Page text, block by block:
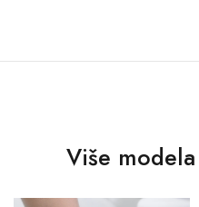
Više